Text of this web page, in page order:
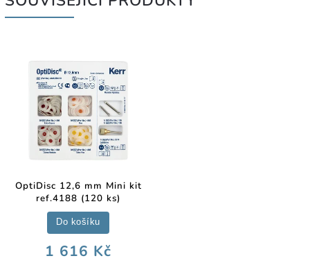
OptiDisc 12,6 mm Mini kit
ref.4188 (120 ks)
1 616 Kč
Do košíku